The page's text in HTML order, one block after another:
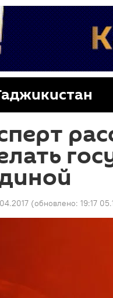
(обновлено: 19:17